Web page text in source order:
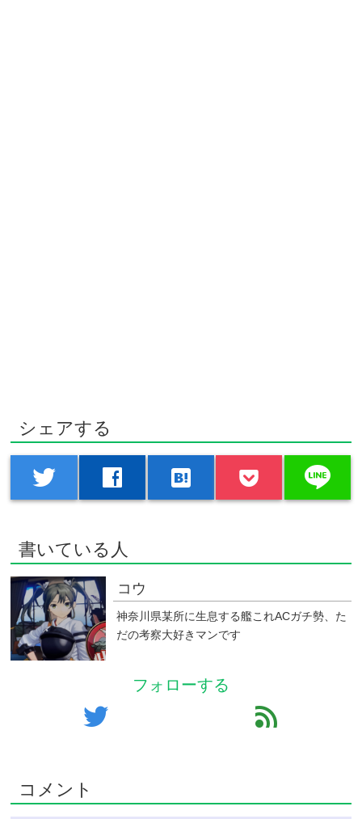
シェアする
twitter facebook hatenabookmark line
書いている人
コウ
神奈川県某所に生息する艦これACガチ勢、た
だの考察大好きマンです
フォローする
twitter feed
コメント